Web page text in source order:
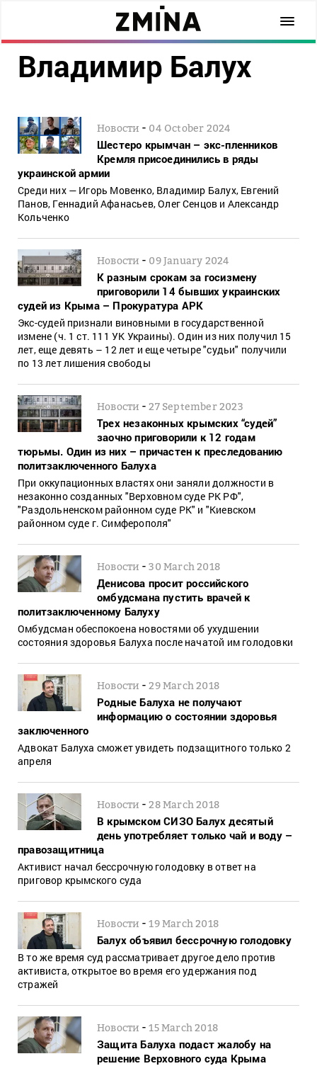
Владимир Балух
Новости - 04 October 2024
Шестеро крымчан – экс-пленников
Кремля присоединились в ряды
украинской армии
Среди них — Игорь Мовенко, Владимир Балух, Евгений
Панов, Геннадий Афанасьев, Олег Сенцов и Александр
Кольченко
Новости - 09 January 2024
К разным срокам за госизмену
приговорили 14 бывших украинских
судей из Крыма – Прокуратура АРК
Экс-судей признали виновными в государственной
измене (ч. 1 ст. 111 УК Украины). Один из них получил 15
лет, еще девять – 12 лет и еще четыре "судьи" получили
по 13 лет лишения свободы
Новости -27 September 2023
Трех незаконных крымских “судей”
заочно приговорили к 12 годам
тюрьмы. Один из них – причастен к преследованию
политзаключенного Балуха
При оккупационных властях они заняли должности в
незаконно созданных "Верховном суде РК РФ",
"Раздольненском районном суде РК" и "Киевском
районном суде г. Симферополя"
Новости -30 March 2018
Денисова просит российского
омбудсмана пустить врачей к
политзаключенному Балуху
Омбудсман обеспокоена новостями об ухудшении
состояния здоровья Балуха после начатой им голодовки
Новости -29 March 2018
Родные Балуха не получают
информацию о состоянии здоровья
заключенного
Адвокат Балуха сможет увидеть подзащитного только 2
апреля
Новости -28 March 2018
В крымском СИЗО Балух десятый
день употребляет только чай и воду –
правозащитница
Активист начал бессрочную голодовку в ответ на
приговор крымского суда
Новости -19 March 2018
Балух объявил бессрочную голодовку
В то же время суд рассматривает другое дело против
активиста, открытое во время его удержания под
стражей
Новости -15 March 2018
Защита Балуха подаст жалобу на
решение Верховного суда Крыма